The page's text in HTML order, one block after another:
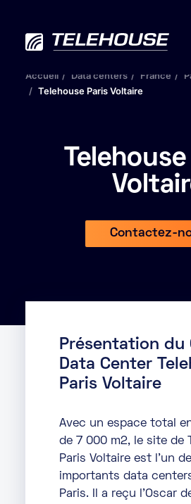
Data centers
Connectivité
Marketplace
Ressources
Événements
Portail clients
Accueil Data centers France
Telehouse Paris Voltaire
Contactez-
Présentation du
Data Center
Paris Voltaire
Avec un espace total
de 7 000 m2, le site de
Paris Voltaire est l’un
importants data
Paris. Il a reçu l’Oscar